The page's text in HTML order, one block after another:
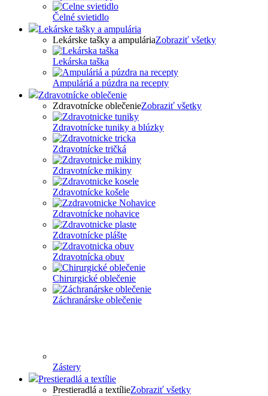
Čelné svietidlo
Lekárske tašky a ampulária
Lekárske tašky a ampuláriaZobraziť všetky
Lekárska taška
Ampuláriá a púzdra na recepty
Zdravotnícke oblečenie
Zdravotnícke oblečenieZobraziť všetky
Zdravotnícke tuniky a blúzky
Zdravotnícke tričká
Zdravotnícke mikiny
Zdravotnícke košele
Zdravotnícke nohavice
Zdravotnícke plášte
Zdravotnícka obuv
Chirurgické oblečenie
Záchranárske oblečenie
Zástery
Prestieradlá a textílie
Prestieradlá a textílieZobraziť všetky